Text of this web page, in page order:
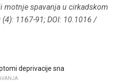
motnje spavanja u cirkadskom
(4): 1167-91; DOI: 10.1016 /
deprivacije sna